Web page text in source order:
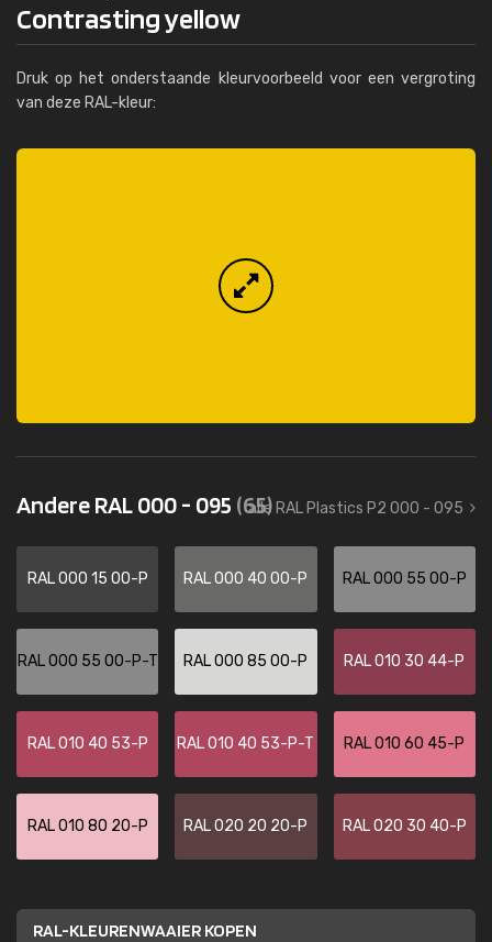
Contrasting yellow
Druk op het onderstaande kleurvoorbeeld voor een vergroting
van deze RAL-kleur:
Andere RAL 000 - 095 (65)
alle RAL Plastics P2 000 - 095
RAL 000 15 00-P RAL 000 40 00-P RAL 000 55 00-P
RAL 000 55 00-P-T RAL 000 85 00-P RAL 010 30 44-P
RAL 010 40 53-P RAL 010 40 53-P-T RAL 010 60 45-P
RAL 010 80 20-P RAL 020 20 20-P RAL 020 30 40-P
RAL-KLEURENWAAIER KOPEN